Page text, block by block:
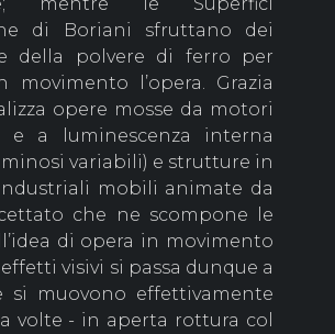
di Boriani sfruttano dei
della polvere di ferro per
movimento l’opera. Grazia
opere mosse da motori
e a luminescenza interna
variabili) e strutture in
mobili animate da
che ne scompone le
di opera in movimento
visivi si passa dunque a
si muovono effettivamente
volte - in aperta rottura col